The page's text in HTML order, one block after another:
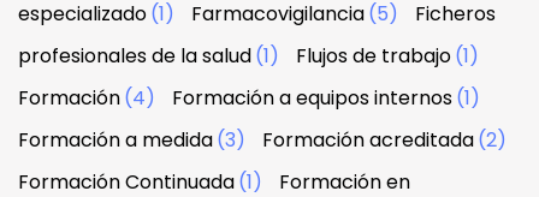
especializado(1) Farmacovigilancia(5)
Ficheros
profesionales de la salud(1) Flujos de trabajo(1)
Formación(4) Formación a equipos internos(1)
Formación a medida(3) Formación acreditada(2)
Formación Continuada(1)
Formación en